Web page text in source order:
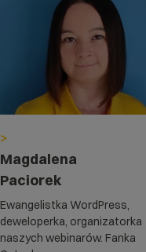
>
Magdalena
Paciorek
Ewangelistka WordPress,
deweloperka, organizatorka
naszych webinarów. Fanka